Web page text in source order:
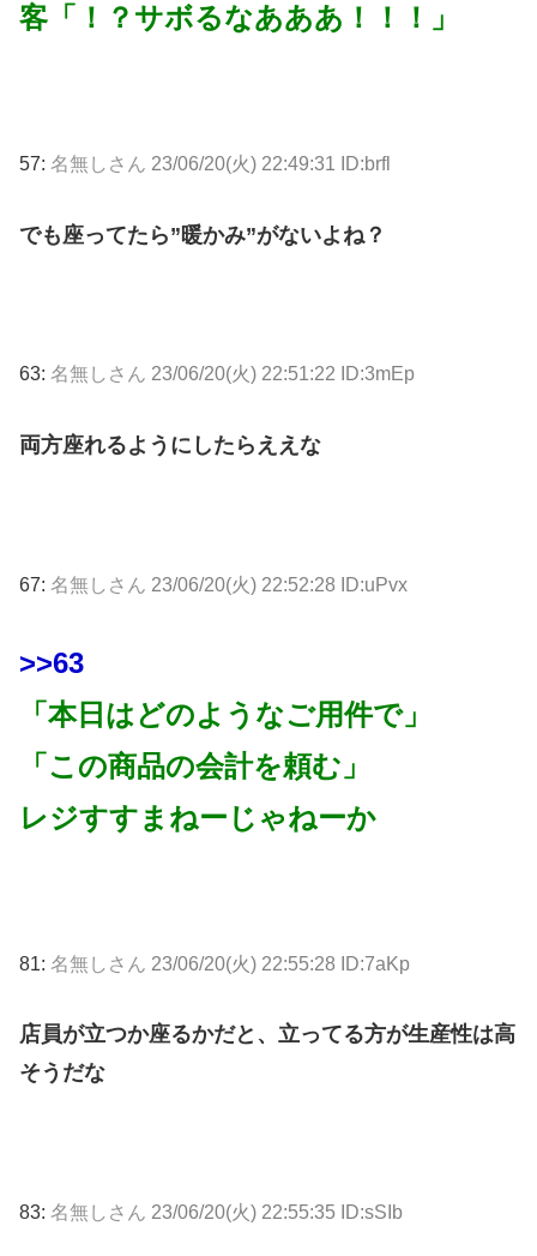
客「！？サボるなあああ！！！」
57: 名無しさん 23/06/20(火) 22:49:31 ID:brfl
でも座ってたら”暖かみ”がないよね？
63: 名無しさん 23/06/20(火) 22:51:22 ID:3mEp
両方座れるようにしたらええな
67: 名無しさん 23/06/20(火) 22:52:28 ID:uPvx
>>63
「本日はどのようなご用件で」
「この商品の会計を頼む」
レジすすまねーじゃねーか
81: 名無しさん 23/06/20(火) 22:55:28 ID:7aKp
店員が立つか座るかだと、立ってる方が生産性は高
そうだな
83: 名無しさん 23/06/20(火) 22:55:35 ID:sSIb